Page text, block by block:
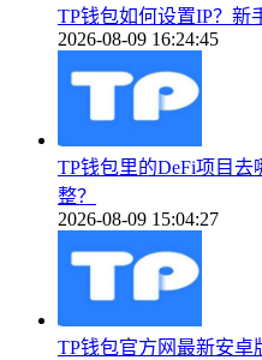
TP钱包如何设置IP？新
2026-08-09 16:24:45
TP钱包里的DeFi项目
整？
2026-08-09 15:04:27
TP钱包官方网最新安卓